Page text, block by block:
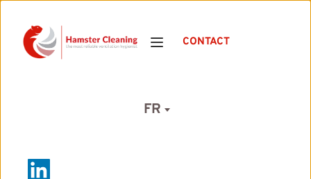
CONTACT
FR